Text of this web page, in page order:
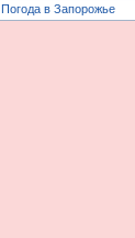
Погода в Запорожье